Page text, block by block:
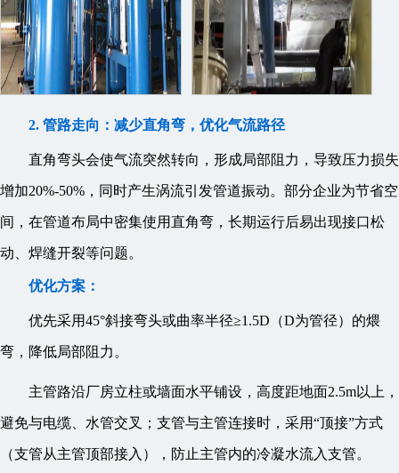
2. 管路走向：减少直角弯，优化气流路径
直角弯头会使气流突然转向，形成局部阻力，导致压力损失
增加20%-50%，同时产生涡流引发管道振动。部分企业为节省空
间，在管道布局中密集使用直角弯，长期运行后易出现接口松
动、焊缝开裂等问题。
优化方案：
优先采用45°斜接弯头或曲率半径≥1.5D（D为管径）的煨
弯，降低局部阻力。
主管路沿厂房立柱或墙面水平铺设，高度距地面2.5m以上，
避免与电缆、水管交叉；支管与主管连接时，采用“顶接”方式
（支管从主管顶部接入），防止主管内的冷凝水流入支管。